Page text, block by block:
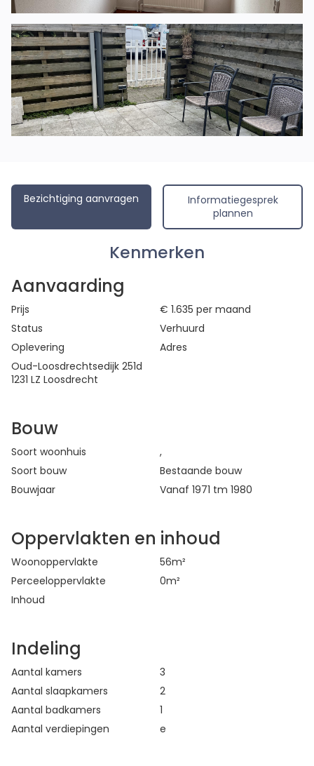
Bezichtiging aanvragen
Informatiegesprek
plannen
Kenmerken
Aanvaarding
Prijs € 1.635 per maand
Status
Verhuurd
Oplevering
Adres
Oud-Loosdrechtsedijk 251d
1231 LZ Loosdrecht
Bouw
Soort woonhuis
,
Soort bouw
Bestaande bouw
Bouwjaar
Vanaf 1971 tm 1980
Oppervlakten en inhoud
Woonoppervlakte 56m²
Perceeloppervlakte
0m²
Inhoud
Indeling
Aantal kamers
3
Aantal slaapkamers
2
Aantal badkamers
1
Aantal verdiepingen
e